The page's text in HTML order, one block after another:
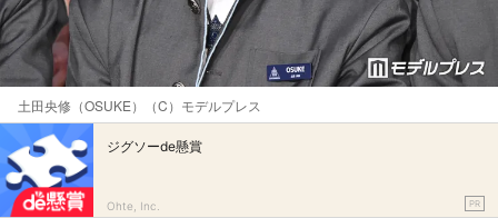
土田央修（OSUKE）（C）モデルプレス
ジグソーde懸賞
Ohte, Inc. PR